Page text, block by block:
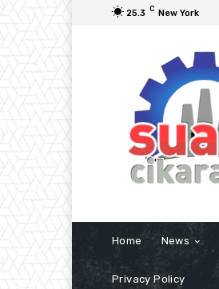
25.3 C New York
Home News
Privacy Policy